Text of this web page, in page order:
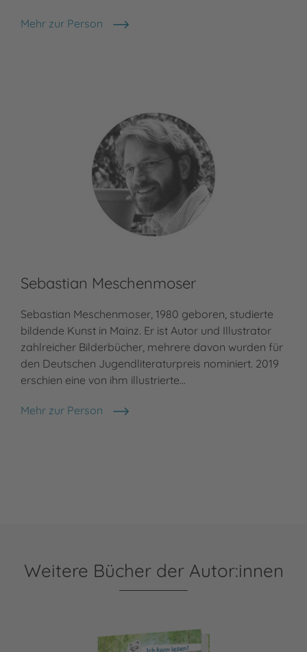
Mehr zur Person
Michael Ende
Sebastian Meschenmoser
Sebastian Meschenmoser, 1980 geboren, studierte
bildende Kunst in Mainz. Er ist Autor und Illustrator
zahlreicher Bilderbücher, mehrere davon wurden für
den Deutschen Jugendliteraturpreis nominiert. 2019
erschien eine von ihm illustrierte…
Mehr zur Person
Sebastian Meschenmoser
Weitere Bücher der Autor:innen